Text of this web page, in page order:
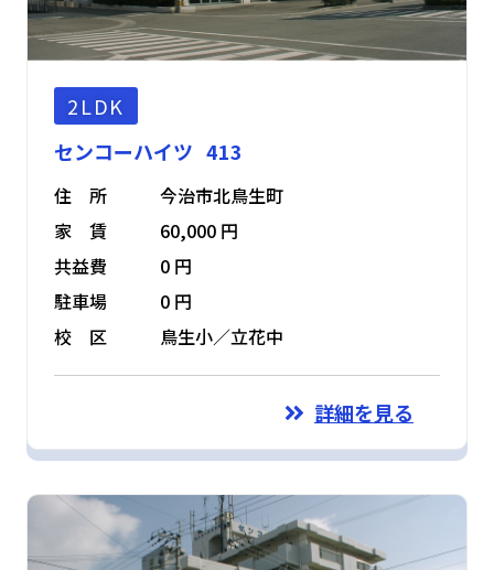
2LDK
センコーハイツ 413
住 所
今治市北鳥生町
家 賃
60,000 円
共益費
0 円
駐車場
0 円
校 区
鳥生小／立花中
詳細を見る